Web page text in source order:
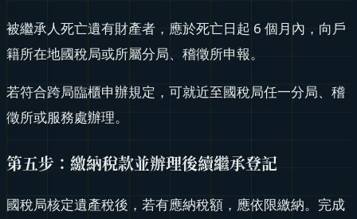
被繼承人死亡遺有財產者，應於死亡日起 6 個月內，向戶
籍所在地國稅局或所屬分局、稽徵所申報。
若符合跨局臨櫃申辦規定，可就近至國稅局任一分局、稽
徵所或服務處辦理。
第五步：繳納稅款並辦理後續繼承登記
國稅局核定遺產稅後，若有應納稅額，應依限繳納。完成